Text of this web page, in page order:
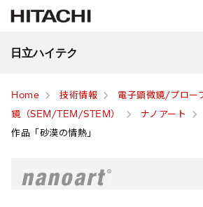
日立ハイテク
Home 技術情報 電子顕微鏡/プロー
鏡（SEM/TEM/STEM）
ナノアート
作品「砂漠の情熱」